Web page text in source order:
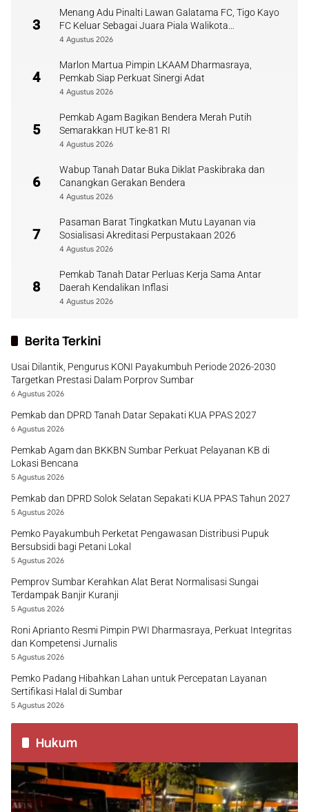
3
Menang Adu Pinalti Lawan Galatama FC, Tigo Kayo
FC Keluar Sebagai Juara Piala Walikota
Payakumbuh
4 Agustus 2026
4
Marlon Martua Pimpin LKAAM Dharmasraya,
Pemkab Siap Perkuat Sinergi Adat
4 Agustus 2026
5
Pemkab Agam Bagikan Bendera Merah Putih
Semarakkan HUT ke-81 RI
4 Agustus 2026
6
Wabup Tanah Datar Buka Diklat Paskibraka dan
Canangkan Gerakan Bendera
4 Agustus 2026
7
Pasaman Barat Tingkatkan Mutu Layanan via
Sosialisasi Akreditasi Perpustakaan 2026
4 Agustus 2026
8
Pemkab Tanah Datar Perluas Kerja Sama Antar
Daerah Kendalikan Inflasi
4 Agustus 2026
Berita Terkini
Usai Dilantik, Pengurus KONI Payakumbuh Periode 2026-2030
Targetkan Prestasi Dalam Porprov Sumbar
6 Agustus 2026
Pemkab dan DPRD Tanah Datar Sepakati KUA PPAS 2027
6 Agustus 2026
Pemkab Agam dan BKKBN Sumbar Perkuat Pelayanan KB di
Lokasi Bencana
5 Agustus 2026
Pemkab dan DPRD Solok Selatan Sepakati KUA PPAS Tahun 2027
5 Agustus 2026
Pemko Payakumbuh Perketat Pengawasan Distribusi Pupuk
Bersubsidi bagi Petani Lokal
5 Agustus 2026
Pemprov Sumbar Kerahkan Alat Berat Normalisasi Sungai
Terdampak Banjir Kuranji
5 Agustus 2026
Roni Aprianto Resmi Pimpin PWI Dharmasraya, Perkuat Integritas
dan Kompetensi Jurnalis
5 Agustus 2026
Pemko Padang Hibahkan Lahan untuk Percepatan Layanan
Sertifikasi Halal di Sumbar
5 Agustus 2026
Hukum